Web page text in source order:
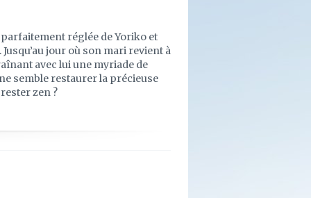
réglée de Yoriko et
jour où son mari revient à
avec lui une myriade de
semble restaurer la précieuse
zen ?